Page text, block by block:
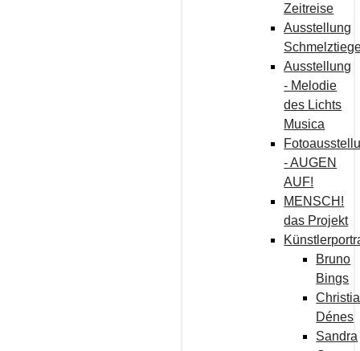
Zeitreise
Ausstellung
Ausstellung
- Melodie
des Lichts
Musica
- AUGEN
AUF!
MENSCH!
das Projekt
Bruno
Bings
Dénes
Sandra